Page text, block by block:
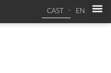
CAST EN